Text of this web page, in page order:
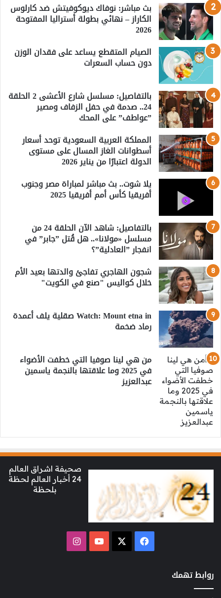
بث مباشر: نوفاك ديوكوفيتش ضد كارلوس
الكاراز – نهائي بطولة أستراليا المفتوحة
2026
الصيام المتقطع يساعد على فقدان الوزن
دون حساب السعرات
بالتفاصيل: مسلسل شارع الأعشى 2 الحلقة
24.. صدمة في حفل الزفاف ومصير
”عواطف” على المحك
المملكة العربية السعودية توحد أسعار
أسطوانات الغاز المسال على مستوى
الدولة اعتبارًا من يناير 2026
يلا شوت.. بث مباشر لمباراة مصر وجنوب
أفريقيا كأس أمم أفريقيا 2025
بالتفاصيل: شاهد الآن الحلقة 24 من
مسلسل «مولانا».. هل قُتل ”جابر” في
انفجار ”العادلية”؟
شجون الهاجري تفاجئ والدتها بعيد الأم
خلال كواليس "صنع في الكويت"
Watch: Mount etna in صقلية يلف أعمدة
رماد ضخمة
من هي لينا صوفيا التي خطفت الأضواء
في 2025 وما علاقتها بالنجمة ياسمين
عبدالعزيز
صحيفة اشراق العالم
24 أخبار العالم لحظة
بلحظة
فيسبوك ‫YouTubeانستقرام
روابط تهمك